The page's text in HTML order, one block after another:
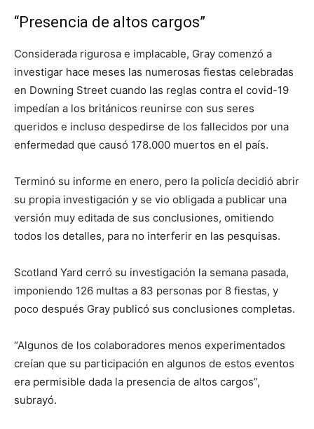
“Presencia de altos cargos”
Considerada rigurosa e implacable, Gray comenzó a
investigar hace meses las numerosas fiestas celebradas
en Downing Street cuando las reglas contra el covid-19
impedían a los británicos reunirse con sus seres
queridos e incluso despedirse de los fallecidos por una
enfermedad que causó 178.000 muertos en el país.
Terminó su informe en enero, pero la policía decidió abrir
su propia investigación y se vio obligada a publicar una
versión muy editada de sus conclusiones, omitiendo
todos los detalles, para no interferir en las pesquisas.
Scotland Yard cerró su investigación la semana pasada,
imponiendo 126 multas a 83 personas por 8 fiestas, y
poco después Gray publicó sus conclusiones completas.
“Algunos de los colaboradores menos experimentados
creían que su participación en algunos de estos eventos
era permisible dada la presencia de altos cargos”,
subrayó.